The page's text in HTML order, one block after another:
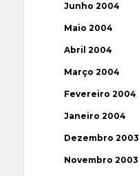
Junho 2004
Maio 2004
Abril 2004
Março 2004
Fevereiro 2004
Janeiro 2004
Dezembro 2003
Novembro 2003